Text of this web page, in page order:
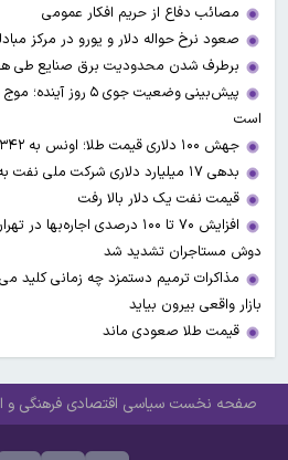
مصائب دفاع از حریم افکار عمومی
صعود نرخ حواله دلار و یورو در مرکز
برطرف شدن محدودیت‌ برق صنایع طی
پیش‌بینی وضعیت جوی ۵
است
جهش ۱۰۰ دلاری قیمت طلا؛ اونس به ۴۳۴۲ دلار رسید
بدهی ۱۷ میلیارد دلاری شرکت ملی نفت به صندوق توسعه ملی
قیمت نفت یک دلار بالا رفت
افزایش ۷۰ تا ۱۰۰ درصدی
دوش مستاجران تشدید شد
مذاکرات ترمیم دستمزد چه زمانی
بازار واقعی بیرون بیاید
قیمت طلا صعودی ماند
صفحه نخست سیاسی اقتصادی فرهنگی و